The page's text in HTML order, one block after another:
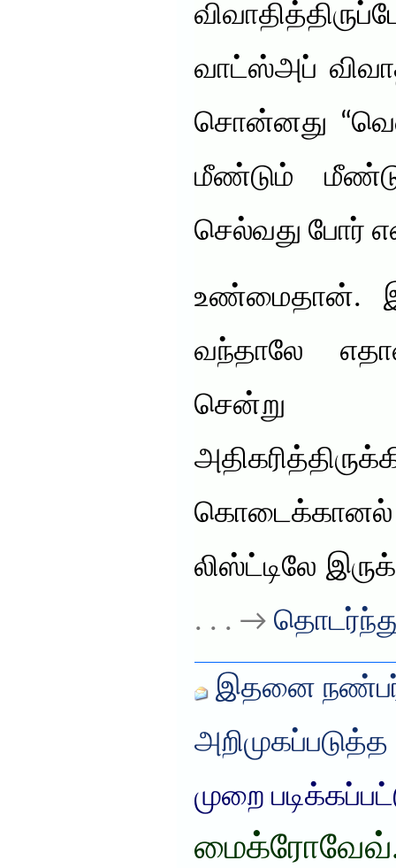
வாட்ஸ்அப்
சொன்னது
மீண்டும்
செல்வது போர்
உண்மைதான்.
வந்தாலே
சென்று
லிஸ்ட்டிலே
. . . →
இதனை
அறிமுகப்படுத்த
முறை